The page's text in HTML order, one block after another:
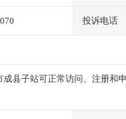
投诉电话
县子站可正常访问、注册和